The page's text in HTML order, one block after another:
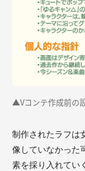
▲Vコンテ作成前の
制作されたラフは
像していなかった
素を採り入れてい